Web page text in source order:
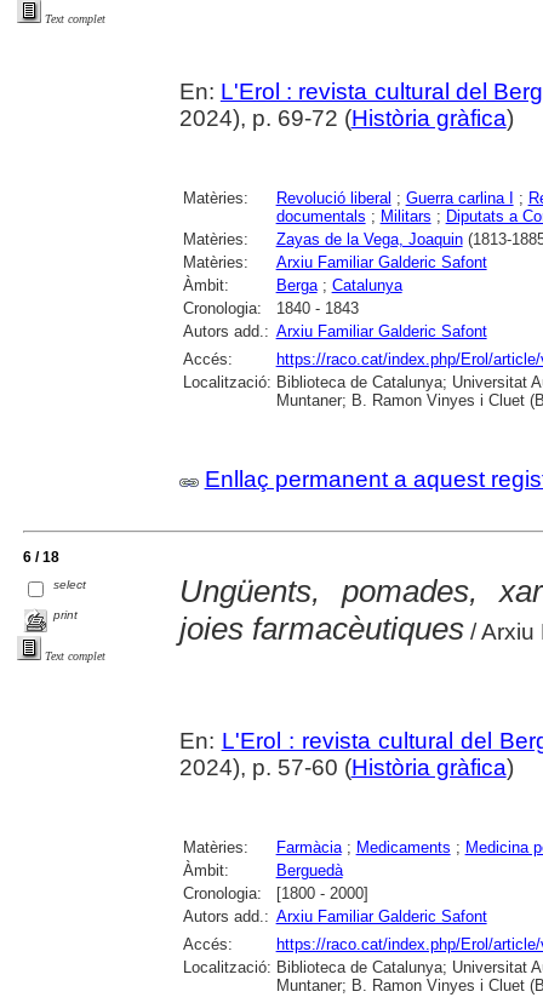
Text complet
En: L'Erol : revista cultural del
2024), p. 69-72 (Història gràfica)
Matèries: Revolució liberal ; Guerra carlina I ;
documentals ; Militars ; Diputats a
Matèries:
Zayas de la Vega, Joaquin(1813-
Matèries:
Arxiu Familiar Galderic Safont
Àmbit:
Berga; Catalunya
Cronologia:
1840 - 1843
Autors add.: Arxiu Familiar Galderic Safont
Accés:
https://raco.cat/index.php/Erol/
Localització: Biblioteca de Catalunya; Universitat
Muntaner; B. Ramon Vinyes i Cluet
Enllaç permanent a aquest
6 / 18
select
print
Text complet
Ungüents, pomades,
joies farmacèutiques/ Arxiu
En: L'Erol : revista cultural del
2024), p. 57-60 (Història gràfica)
Matèries: Farmàcia; Medicaments ; Medicina
Àmbit:
Berguedà
Cronologia:
[1800 - 2000]
Autors add.: Arxiu Familiar Galderic Safont
Accés:
https://raco.cat/index.php/Erol/article/
Localització: Biblioteca de Catalunya; Universitat
Muntaner; B. Ramon Vinyes i Cluet